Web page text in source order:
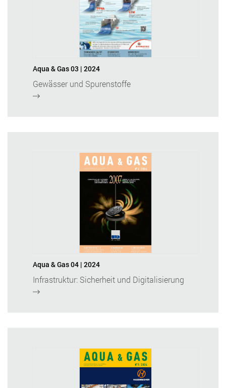
Aqua & Gas 03 | 2024
Gewässer und Spurenstoffe
Aqua & Gas 04 | 2024
Infrastruktur: Sicherheit und Digitalisierung